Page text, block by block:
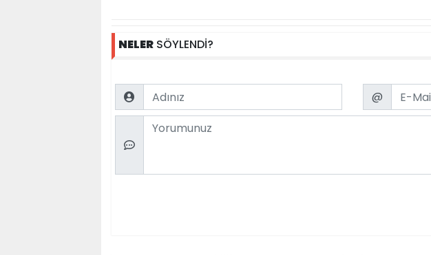
NELER SÖYLENDİ?
Name Email
@
Comment